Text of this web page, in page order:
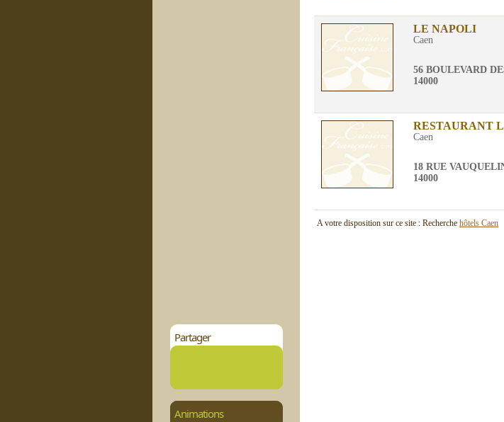
Partager
Animations
LE NAPOLI
Caen
56 BOULEVARD
14000
RESTAURANT
Caen
18 RUE
14000
A votre disposition sur ce site : Recherche hôtels Caen